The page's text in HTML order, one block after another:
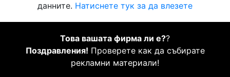
данните. Натиснете тук за да влезете
Това вашата фирма ли е??
Поздравления! Проверете как да събирате
рекламни материали!